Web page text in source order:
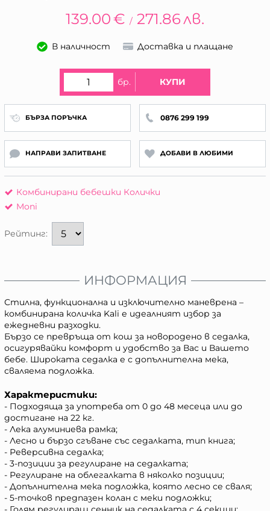
139.00€ / 271.86 лв.
В наличност Доставка и плащане
бр. КУПИ
БЪРЗА ПОРЪЧКА 0876 299 199
НАПРАВИ ЗАПИТВАНЕ ДОБАВИ В ЛЮБИМИ
Комбинирани бебешки Колички
Moni
Рейтинг:
ИНФОРМАЦИЯ
Стилна, функционална и изключително маневрена –
комбинирана количка Kali е идеалният избор за
ежедневни разходки.
Бързо се превръща от кош за новородено в седалка,
осигурявайки комфорт и удобство за Вас и Вашето
бебе. Широката седалка е с допълнителна мека,
сваляема подложка.
Характеристики:
- Подходяща за употреба от 0 до 48 месеца или до
достигане на 22 кг.
- Лека алуминиева рамка;
- Лесно и бързо сгъване със седалката, тип книга;
- Реверсивна седалка;
- 3-позиции за регулиране на седалката;
- Регулиране на облегалката в няколко позиции;
- Допълнителна мека подложка, която лесно се сваля;
- 5-точков предпазен колан с меки подложки;